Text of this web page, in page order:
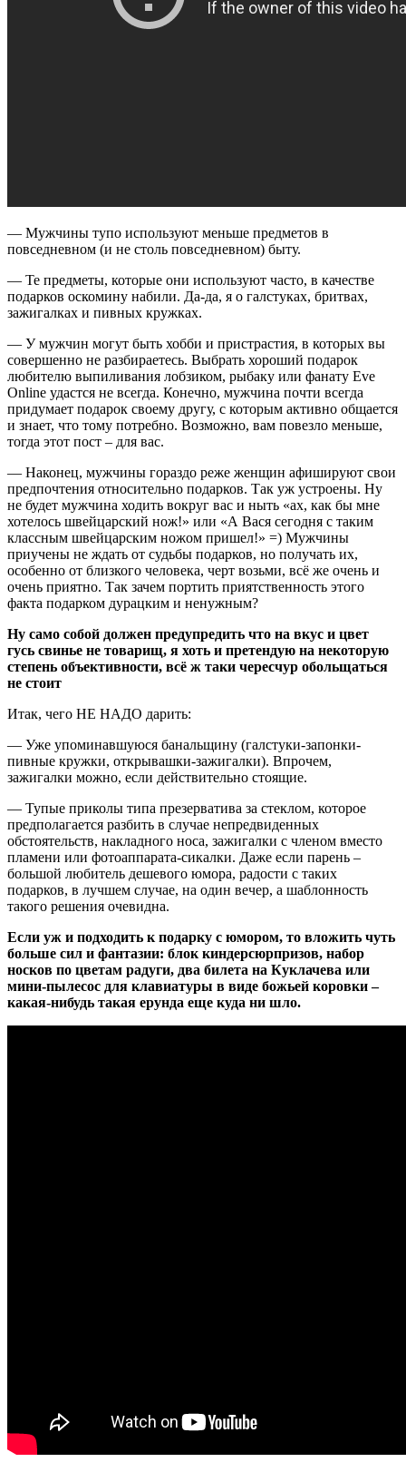
— Мужчины тупо используют меньше предметов в
повседневном (и не столь повседневном) быту.
— Те предметы, которые они используют часто, в качестве
подарков оскомину набили. Да-да, я о галстуках, бритвах,
зажигалках и пивных кружках.
— У мужчин могут быть хобби и пристрастия, в которых вы
совершенно не разбираетесь. Выбрать хороший подарок
любителю выпиливания лобзиком, рыбаку или фанату Eve
Online удастся не всегда. Конечно, мужчина почти всегда
придумает подарок своему другу, с которым активно общается
и знает, что тому потребно. Возможно, вам повезло меньше,
тогда этот пост – для вас.
— Наконец, мужчины гораздо реже женщин афишируют свои
предпочтения относительно подарков. Так уж устроены. Ну
не будет мужчина ходить вокруг вас и ныть «ах, как бы мне
хотелось швейцарский нож!» или «А Вася сегодня с таким
классным швейцарским ножом пришел!» =) Мужчины
приучены не ждать от судьбы подарков, но получать их,
особенно от близкого человека, черт возьми, всё же очень и
очень приятно. Так зачем портить приятственность этого
факта подарком дурацким и ненужным?
Ну само собой должен предупредить что на вкус и цвет
гусь свинье не товарищ, я хоть и претендую на некоторую
степень объективности, всё ж таки чересчур обольщаться
не стоит
Итак, чего НЕ НАДО дарить:
— Уже упоминавшуюся банальщину (галстуки-запонки-
пивные кружки, открывашки-зажигалки). Впрочем,
зажигалки можно, если действительно стоящие.
— Тупые приколы типа презерватива за стеклом, которое
предполагается разбить в случае непредвиденных
обстоятельств, накладного носа, зажигалки с членом вместо
пламени или фотоаппарата-сикалки. Даже если парень –
большой любитель дешевого юмора, радости с таких
подарков, в лучшем случае, на один вечер, а шаблонность
такого решения очевидна.
Если уж и подходить к подарку с юмором, то вложить чуть
больше сил и фантазии: блок киндерсюрпризов, набор
носков по цветам радуги, два билета на Куклачева или
мини-пылесос для клавиатуры в виде божьей коровки –
какая-нибудь такая ерунда еще куда ни шло.